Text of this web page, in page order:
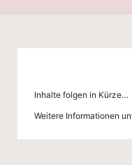
-
n
Inhalte folgen in Kürze…
Weitere Informationen